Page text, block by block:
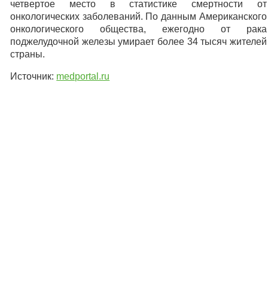
четвертое место в статистике смертности от
онкологических заболеваний. По данным Американского
онкологического общества, ежегодно от рака
поджелудочной железы умирает более 34 тысяч жителей
страны.
Источник: medportal.ru